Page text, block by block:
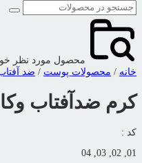
محصول مورد نظر
خانه / محصولات پوست / ضد
کرم ضدآفتاب
کد :
01, 02, 03, 04